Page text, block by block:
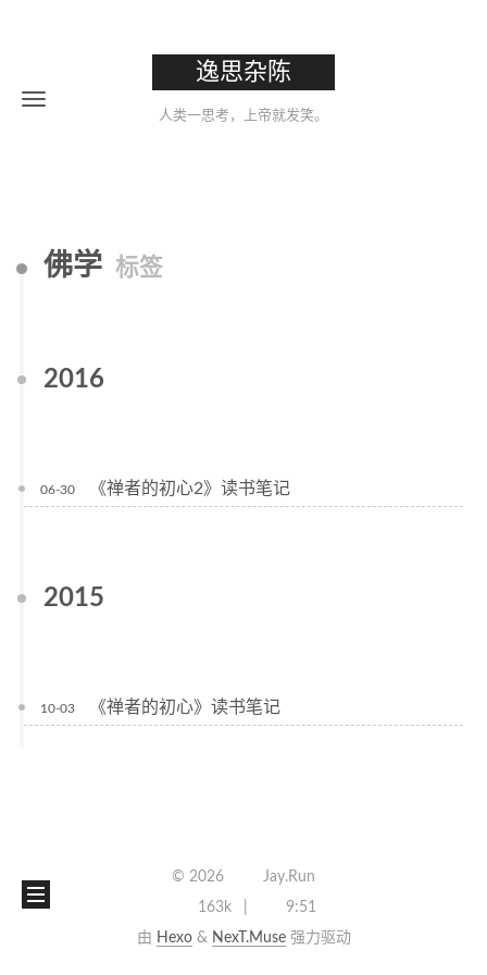
逸思杂陈
人类一思考，上帝就发笑。
佛学 标签
2016
06-30 《禅者的初心2》读书笔记
2015
10-03 《禅者的初心》读书笔记
©2026
Jay.Run
163k
9:51
由 Hexo& NexT.Muse强力驱动